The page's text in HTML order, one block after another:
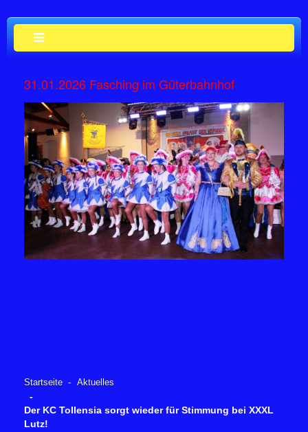
31.01.2026 Fasching im Güterbahnhof
Startseite Aktuelles
Der KC Tollensia sorgt wieder für Stimmung bei XXXL
Lutz!